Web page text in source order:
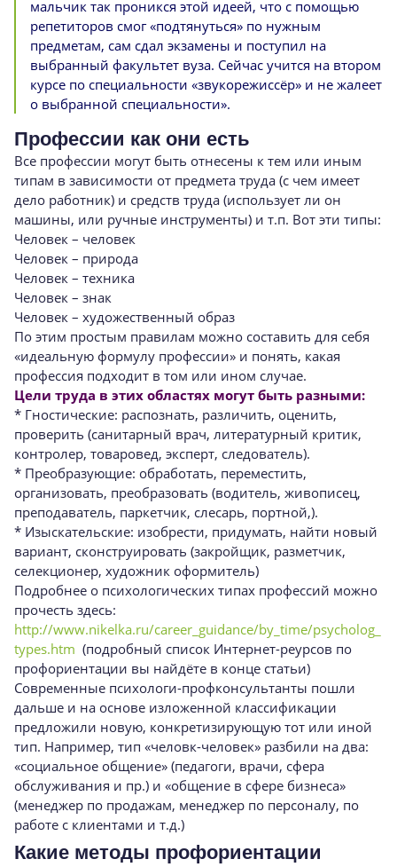
мальчик так проникся этой идеей, что с помощью
репетиторов смог «подтянуться» по нужным
предметам, сам сдал экзамены и поступил на
выбранный факультет вуза. Сейчас учится на втором
курсе по специальности «звукорежиссёр» и не жалеет
о выбранной специальности».
Профессии как они есть
Все профессии могут быть отнесены к тем или иным
типам в зависимости от предмета труда (с чем имеет
дело работник) и средств труда (использует ли он
машины, или ручные инструменты) и т.п. Вот эти типы:
Человек – человек
Человек – природа
Человек – техника
Человек – знак
Человек – художественный образ
По этим простым правилам можно составить для себя
«идеальную формулу профессии» и понять, какая
профессия подходит в том или ином случае.
Цели труда в этих областях могут быть разными:
* Гностические: распознать, различить, оценить,
проверить (санитарный врач, литературный критик,
контролер, товаровед, эксперт, следователь).
* Преобразующие: обработать, переместить,
организовать, преобразовать (водитель, живописец,
преподаватель, паркетчик, слесарь, портной,).
* Изыскательские: изобрести, придумать, найти новый
вариант, сконструировать (закройщик, разметчик,
селекционер, художник оформитель)
Подробнее о психологических типах профессий можно
прочесть здесь:
http://www.nikelka.ru/career_guidance/by_time/psycholog_
types.htm (подробный список Интернет-реурсов по
профориентации вы найдёте в конце статьи)
Современные психологи-профконсультанты пошли
дальше и на основе изложенной классификации
предложили новую, конкретизирующую тот или иной
тип. Например, тип «человк-человек» разбили на два:
«социальное общение» (педагоги, врачи, сфера
обслуживания и пр.) и «общение в сфере бизнеса»
(менеджер по продажам, менеджер по персоналу, по
работе с клиентами и т.д.)
Какие методы профориентации